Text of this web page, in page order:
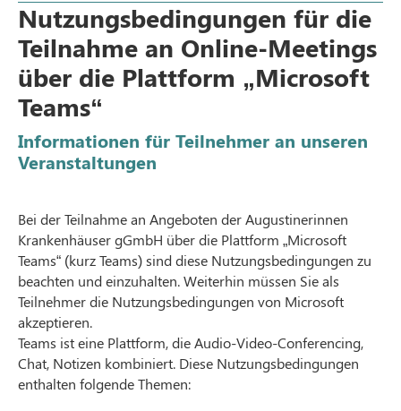
Nutzungsbedingungen für die
Teilnahme an Online-Meetings
über die Plattform „Microsoft
Teams“
Informationen für Teilnehmer an unseren
Veranstaltungen
Bei der Teilnahme an Angeboten der Augustinerinnen
Krankenhäuser gGmbH über die Plattform „Microsoft
Teams“ (kurz Teams) sind diese Nutzungsbedingungen zu
beachten und einzuhalten. Weiterhin müssen Sie als
Teilnehmer die Nutzungsbedingungen von Microsoft
akzeptieren.
Teams ist eine Plattform, die Audio-Video-Conferencing,
Chat, Notizen kombiniert. Diese Nutzungsbedingungen
enthalten folgende Themen: